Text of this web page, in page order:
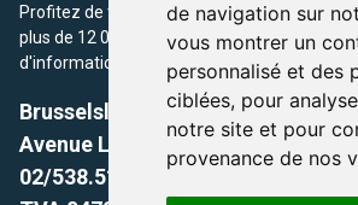
de navigation sur
vous montrer un
personnalisé et des
ciblées, pour
notre site et pour
provenance de nos
Profitez de toutes les sections de
plus de 12 000 adresses et un grand choix
d'informations et de conseils et astuces de
Brusselslife.be
Avenue Louise, 500 -1050 Ixelles,
02/538.51.49.